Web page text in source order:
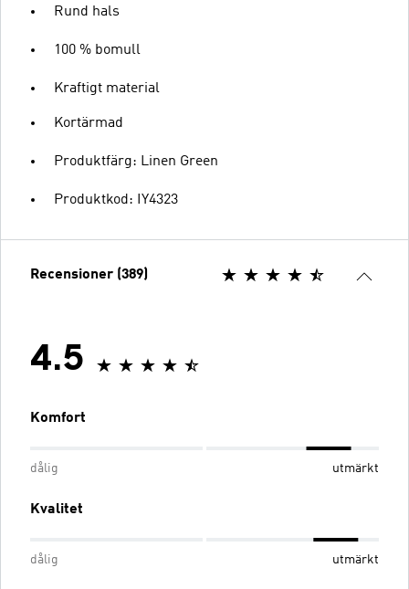
Rund hals
100 % bomull
Kraftigt material
Kortärmad
Produktfärg: Linen Green
Produktkod: IY4323
Recensioner (389)
4.5
Komfort
dålig utmärkt
Kvalitet
dålig utmärkt